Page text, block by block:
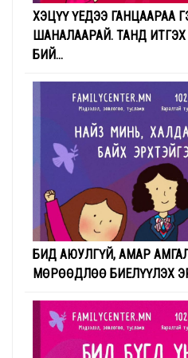
ХЭЦҮҮ ҮЕДЭЭ ГАНЦААРАА
ШАНАЛААРАЙ. ТАНД
БИЙ...
БИД АЮУЛГҮЙ, АМАР
МӨРӨӨДЛӨӨ БИЕЛҮҮЛЭХ